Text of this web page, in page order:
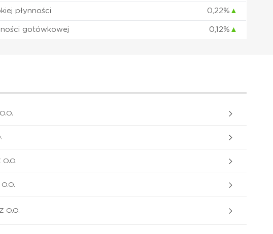
płynności 0,22% ▲
gotówkowej 0,12% ▲
O.O.